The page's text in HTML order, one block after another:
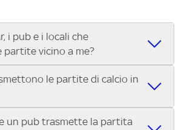
i pub e i locali che
vicino a me?
ristorante o locale vicino a te per
A ENILIVE, la Serie C Sky Wifi, la
la UEFA Europa League, la UEFA
il Tennis, la Formula 1®, la MotoGP™ e
le partite di calcio in
bar, pub o ristoranti mostrano le partite
un pub trasmette la partita